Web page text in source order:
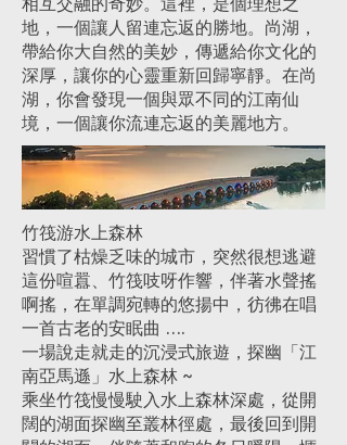
地，一個讓人留連忘返的勝地。尚湖，
帶給你大自然的美妙，傳遞給你文化的
深厚，讓你的心靈重新回歸寧靜。在尚
湖，你會發現一個與眾不同的江南仙
境，一個讓你流連忘返的美麗地方。
竹筏游水上森林
習慣了枯燥乏味的城市，突然很想逃避
這份喧囂、竹筏吱呀作響，伴著水聲搖
啊搖，在單調宛轉的悠揚中，彷彿在唱
一首古老的安眠曲 ….
一場說走就走的沉浸式旅遊，探幽「江
南亞馬遜」水上森林 ~
乘坐竹筏慢慢駛入水上森林深處，從開
闊的湖面探幽至叢林徑處，最後回到開